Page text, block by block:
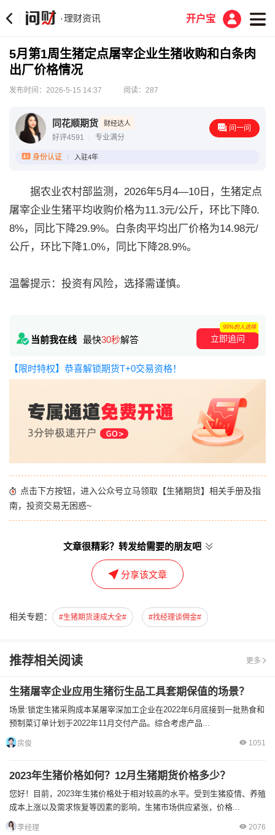
·理财资讯 开户宝
5月第1周生猪定点屠宰企业生猪收购和白条肉
出厂价格情况
发布时间：2026-5-15 14:37 阅读：287
同花顺期货 财经达人
好评4591 专业满分
问一问
身份认证 入驻4年
据农业农村部监测，2026年5月4—10日，生猪定点
屠宰企业生猪平均收购价格为11.3元/公斤，环比下降0.
8%，同比下降29.9%。白条肉平均出厂价格为14.98元/
公斤，环比下降1.0%，同比下降28.9%。
温馨提示：投资有风险，选择需谨慎。
当前我在线 最快30秒解答 立即追问
99%的人选择
【限时特权】恭喜解锁期货T+0交易资格！
点击下方按钮，进入公众号立马领取【生猪期货】相关手册及指
南，投资交易无困惑~
文章很精彩？转发给需要的朋友吧
分享该文章
相关专题： #生猪期货速成大全# #找经理谈佣金#
推荐相关阅读 更多
生猪屠宰企业应用生猪衍生品工具套期保值的场景？
场景:锁定生猪采购成本某屠宰深加工企业在2022年6月底接到一批熟食和
预制菜订单计划于2022年11月交付产品。综合考虑产品...
房俊 1051
2023年生猪价格如何？12月生猪期货价格多少？
您好！目前，2023年生猪价格处于相对较高的水平。受到生猪疫情、养殖
成本上涨以及需求恢复等因素的影响，生猪市场供应紧张，价格...
李经理 2076